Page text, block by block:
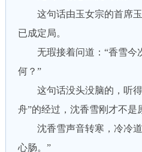
这句话由玉女宗的首席玉
已成定局。
无瑕接着问道：“香雪今
何？”
这句话没头没脑的，听得
舟”的经过，沈香雪刚才不是
沈香雪声音转寒，冷冷道
心肠。”